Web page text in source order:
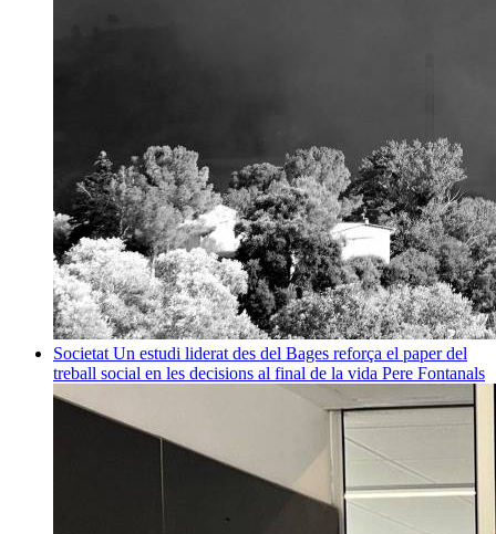
Societat Un estudi liderat des del Bages reforça el paper del
treball social en les decisions al final de la vida Pere Fontanals